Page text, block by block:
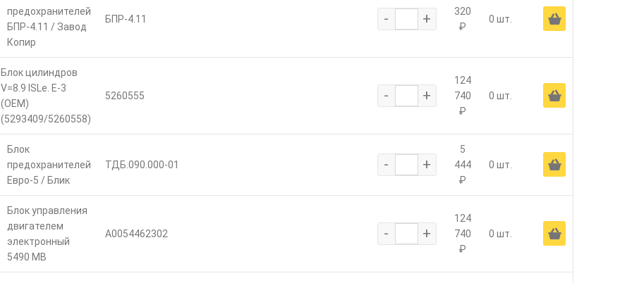
предохранителей
БПР-4.11 / Завод
Копир
БПР-4.11 - +
320
₽
0 шт. Ä
Блок цилиндров
V=8.9 ISLe. E-3
(ОЕМ)
(5293409/5260558)
5260555 - +
124
740
₽
0 шт. Ä
Блок
предохранителей
Евро-5 / Блик
ТДБ.090.000-01 - +
5
444
₽
0 шт. Ä
Блок управления
двигателем
электронный
5490 MB
А0054462302 - +
124
740
₽
0 шт. Ä